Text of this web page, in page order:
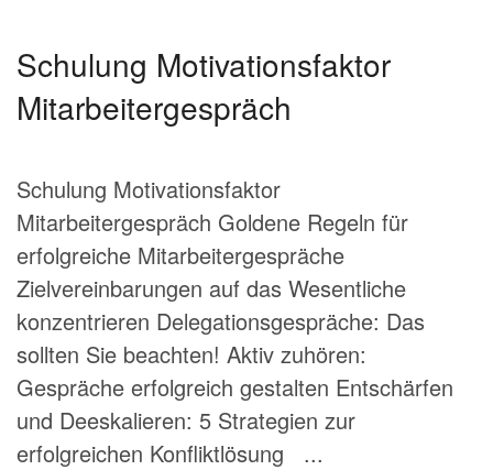
Schulung Motivationsfaktor
Mitarbeitergespräch
Schulung Motivationsfaktor
Mitarbeitergespräch Goldene Regeln für
erfolgreiche Mitarbeitergespräche
Zielvereinbarungen auf das Wesentliche
konzentrieren Delegationsgespräche: Das
sollten Sie beachten! Aktiv zuhören:
Gespräche erfolgreich gestalten Entschärfen
und Deeskalieren: 5 Strategien zur
erfolgreichen Konfliktlösung ...